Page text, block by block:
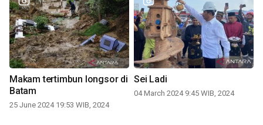
Makam tertimbun longsor di
Batam
25 June 2024 19:53 WIB, 2024
Sei Ladi
04 March 2024 9:45 WIB, 2024